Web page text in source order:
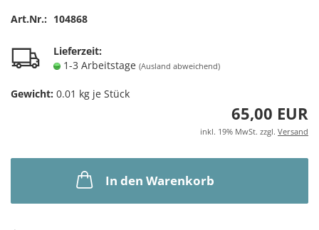
Art.Nr.: 104868
Lieferzeit:
1-3 Arbeitstage (Ausland abweichend)
Gewicht: 0.01 kg je Stück
65,00 EUR
inkl. 19% MwSt. zzgl. Versand
In den Warenkorb